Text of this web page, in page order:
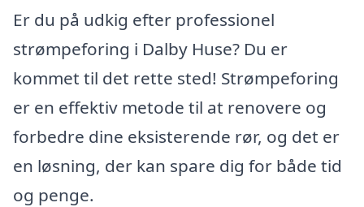
Er du på udkig efter professionel
strømpeforing i Dalby Huse? Du er
kommet til det rette sted! Strømpeforing
er en effektiv metode til at renovere og
forbedre dine eksisterende rør, og det er
en løsning, der kan spare dig for både tid
og penge.